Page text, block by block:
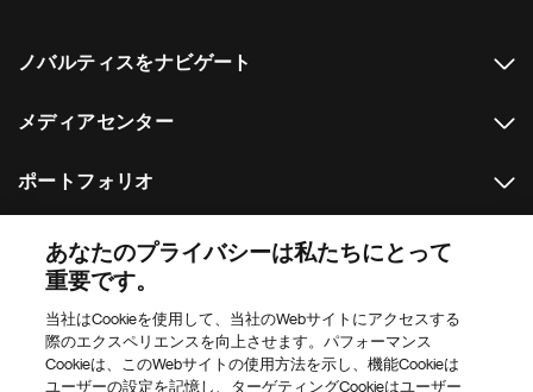
ノバルティスをナビゲート
メディアセンター
ポートフォリオ
その他のノバルティスのウェブサイト
Footer Site Search
あなたのプライバシーは私たちにとって
重要です。
当社はCookieを使用して、当社のWebサイトにアクセスする
際のエクスペリエンスを向上させます。パフォーマンス
Cookieは、このWebサイトの使用方法を示し、機能Cookieは
ユーザーの設定を記憶し、ターゲティングCookieはユーザー